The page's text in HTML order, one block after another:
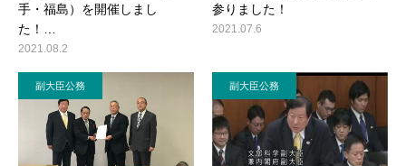
手・福島）を開催しまし
た！…
2021.08.2
参りました！
2021.07.6
副大臣公務 副大臣公務